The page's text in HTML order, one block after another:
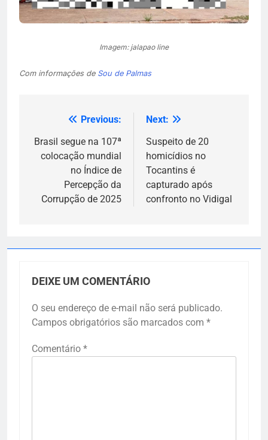
Imagem: jalapao line
Com informações de Sou de Palmas
Navegação
de
Previous:
Brasil segue na 107ª
colocação mundial
no Índice de
Percepção da
Corrupção de 2025
Next:
Suspeito de 20
homicídios no
Tocantins é
capturado após
confronto no Vidigal
DEIXE UM COMENTÁRIO
O seu endereço de e-mail não será publicado.
Campos obrigatórios são marcados com *
Comentário *